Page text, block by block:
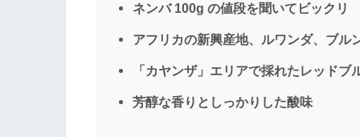
ネンバ 100g の値段を聞いてビックリ
アフリカの新興産地、ルワンダ、ブル
「カヤンザ」エリアで採れたレッドブ
芳醇な香りとしっかりした酸味